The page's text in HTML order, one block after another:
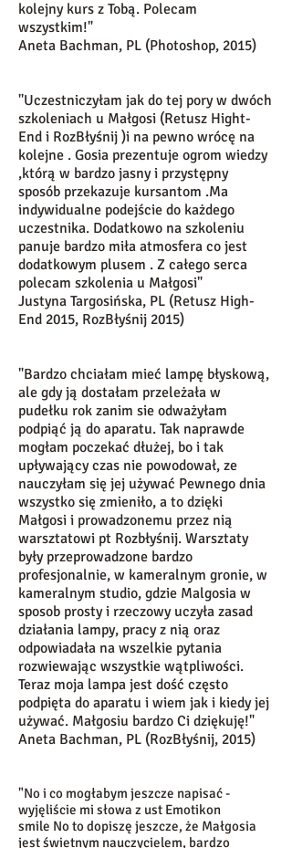
kolejny kurs z Tobą. Polecam
wszystkim!"
Aneta Bachman, PL (Photoshop, 2015)
''Uczestniczyłam jak do tej pory w dwóch
szkoleniach u Małgosi (Retusz Hight-
End i RozBłyśnij )i na pewno wrócę na
kolejne . Gosia prezentuje ogrom wiedzy
,którą w bardzo jasny i przystępny
sposób przekazuje kursantom .Ma
indywidualne podejście do każdego
uczestnika. Dodatkowo na szkoleniu
panuje bardzo miła atmosfera co jest
dodatkowym plusem . Z całego serca
polecam szkolenia u Małgosi"
Justyna Targosińska, PL (Retusz High-
End 2015, RozBłyśnij 2015)
"Bardzo chciałam mieć lampę błyskową,
ale gdy ją dostałam przeleżała w
pudełku rok zanim sie odważyłam
podpiąć ją do aparatu. Tak naprawde
mogłam poczekać dłużej, bo i tak
upływający czas nie powodował, ze
nauczyłam się jej używać Pewnego dnia
wszystko się zmieniło, a to dzięki
Małgosi i prowadzonemu przez nią
warsztatowi pt Rozbłyśnij. Warsztaty
były przeprowadzone bardzo
profesjonalnie, w kameralnym gronie, w
kameralnym studio, gdzie Malgosia w
sposob prosty i rzeczowy uczyła zasad
działania lampy, pracy z nią oraz
odpowiadała na wszelkie pytania
rozwiewając wszystkie wątpliwości.
Teraz moja lampa jest dość często
podpięta do aparatu i wiem jak i kiedy jej
używać. Małgosiu bardzo Ci dziękuję!"
Aneta Bachman, PL (RozBłyśnij, 2015)
"No i co mogłabym jeszcze napisać -
wyjęliście mi słowa z ust Emotikon
smile No to dopiszę jeszcze, że Małgosia
jest świetnym nauczycielem, bardzo